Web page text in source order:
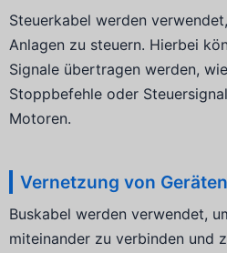
Steuerkabel werden
Anlagen zu steuern. Hierbei
Signale übertragen werden,
Stoppbefehle oder
Motoren.
Vernetzung von Geräten
Buskabel werden verwendet,
miteinander zu verbinden und